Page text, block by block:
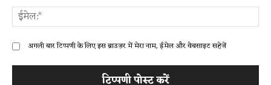
अगली बार टिप्पणी के लिए इस ब्राउज़र में मेरा नाम, ईमेल और वेबसाइट सहेजें